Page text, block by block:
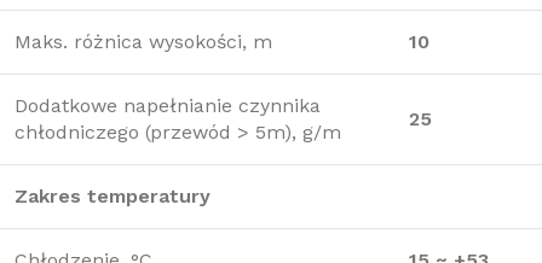
Maks. różnica wysokości, m 10
Dodatkowe napełnianie czynnika
chłodniczego (przewód > 5m), g/m
25
Zakres temperatury